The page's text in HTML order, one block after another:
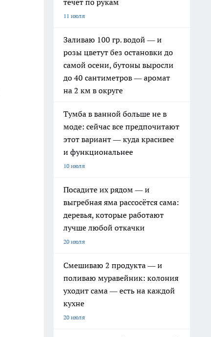
течет по рукам
11 июля
Заливаю 100 гр. водой — и
розы цветут без остановки до
самой осени, бутоны выросли
до 40 сантиметров — аромат
на 2 км в округе
Тумба в ванной больше не в
моде: сейчас все предпочитают
этот вариант — куда красивее
и функциональнее
10 июля
Посадите их рядом — и
выгребная яма рассосётся сама:
деревья, которые работают
лучше любой откачки
20 июля
Смешиваю 2 продукта — и
поливаю муравейник: колония
уходит сама — есть на каждой
кухне
20 июля